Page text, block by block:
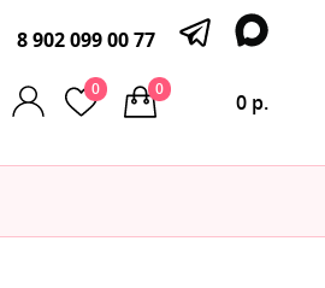
8 902 099 00 77
0
0 р.
0